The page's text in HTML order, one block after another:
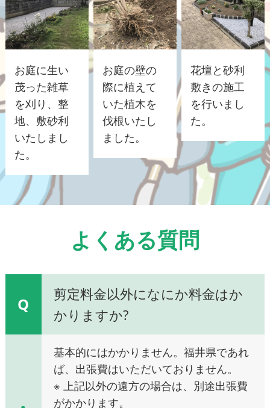
お庭に生い
茂った雑草
を刈り、整
地、敷砂利
いたしまし
た。
お庭の壁の
際に植えて
いた植木を
伐根いたし
ました。
花壇と砂利
敷きの施工
を行いまし
た。
よくある質問
Q
剪定料金以外になにか料金はか
かりますか?
基本的にはかかりません。福井県であれ
ば、出張費はいただいておりません。
※ 上記以外の遠方の場合は、別途出張費
がかかります。